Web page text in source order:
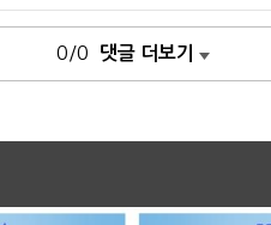
0/0 댓글 더보기